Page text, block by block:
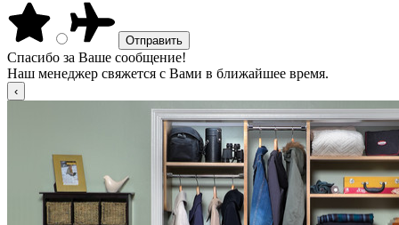
Спасибо за Ваше сообщение!
Наш менеджер свяжется с Вами в ближайшее время.